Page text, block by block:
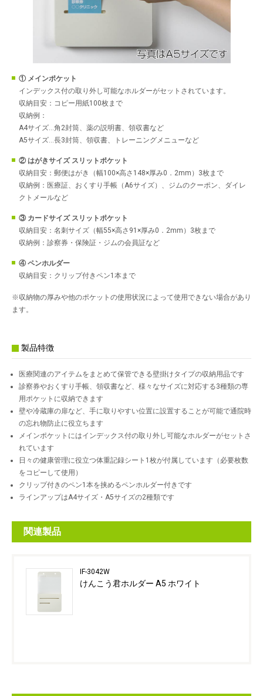
① メインポケット
インデックス付の取り外し可能なホルダーがセットされています。
収納目安：コピー用紙100枚まで
収納例：
A4サイズ…角2封筒、薬の説明書、領収書など
A5サイズ…長3封筒、領収書、トレーニングメニューなど
② はがきサイズ スリットポケット
収納目安：郵便はがき（幅100×高さ148×厚み0．2mm）3枚まで
収納例：医療証、おくすり手帳（A6サイズ）、ジムのクーポン、ダイレ
クトメールなど
③ カードサイズ スリットポケット
収納目安：名刺サイズ（幅55×高さ91×厚み0．2mm）3枚まで
収納例：診察券・保険証・ジムの会員証など
④ ペンホルダー
収納目安：クリップ付きペン1本まで
※収納物の厚みや他のポケットの使用状況によって使用できない場合があり
ます。
製品特徴
医療関連のアイテムをまとめて保管できる壁掛けタイプの収納用品です
診察券やおくすり手帳、領収書など、様々なサイズに対応する3種類の専
用ポケットに収納できます
壁や冷蔵庫の扉など、手に取りやすい位置に設置することが可能で通院時
の忘れ物防止に役立ちます
メインポケットにはインデックス付の取り外し可能なホルダーがセットさ
れています
日々の健康管理に役立つ体重記録シート1枚が付属しています（必要枚数
をコピーして使用）
クリップ付きのペン1本を挟めるペンホルダー付きです
ラインアップはA4サイズ・A5サイズの2種類です
関連製品
IF-3042W
けんこう君ホルダー A5 ホワイト